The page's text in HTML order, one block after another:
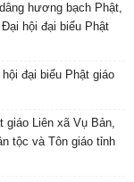
hương bạch Phật,
hội đại biểu Phật
đại biểu Phật giáo
giáo Liên xã Vụ Bản,
tộc và Tôn giáo tỉnh